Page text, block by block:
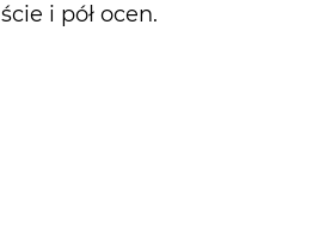
i pół ocen.